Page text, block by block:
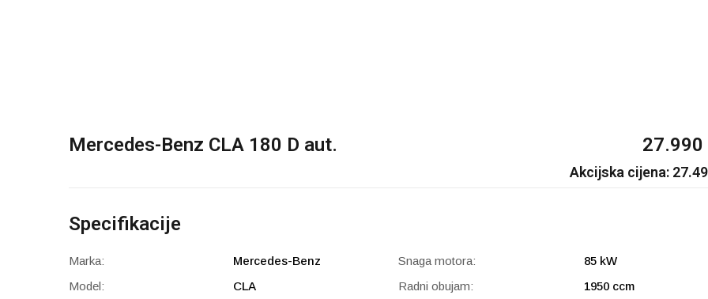
Mercedes-Benz CLA 180 D aut. 27.990
Akcijska cijena:
Specifikacije
Marka:
Model:
Mercedes-Benz
CLA
Snaga motora:
Radni obujam:
85 kW
1950 ccm